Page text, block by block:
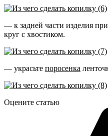
— к задней части изделия
круг с хвостиком.
— украсьте поросенка
Оцените статью